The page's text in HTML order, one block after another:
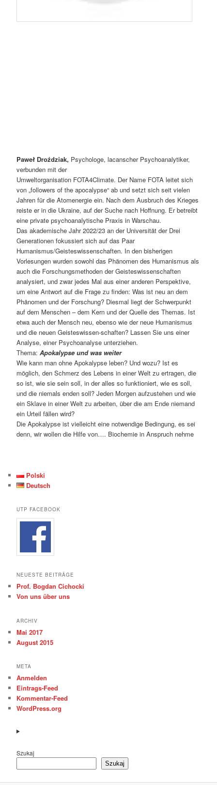
Paweł Droździak, Psychologe, lacanscher Psychoanalytiker,
verbunden mit der
Umweltorganisation FOTA4Climate. Der Name FOTA leitet sich
von „followers of the apocalypse“ ab und setzt sich seit vielen
Jahren für die Atomenergie ein. Nach dem Ausbruch des Krieges
reiste er in die Ukraine, auf der Suche nach Hoffnung. Er betreibt
eine private psychoanalytische Praxis in Warschau.
Das akademische Jahr 2022/23 an der Universität der Drei
Generationen fokussiert sich auf das Paar
Humanismus/Geisteswissenschaften. In den bisherigen
Vorlesungen wurden sowohl das Phänomen des Humanismus als
auch die Forschungsmethoden der Geisteswissenschaften
analysiert, und zwar jedes Mal aus einer anderen Perspektive,
um eine Antwort auf die Frage zu finden: Was ist neu an dem
Phänomen und der Forschung? Diesmal liegt der Schwerpunkt
auf dem Menschen – dem Kern und der Quelle des Themas. Ist
etwa auch der Mensch neu, ebenso wie der neue Humanismus
und die neuen Geisteswissen-schaften? Lassen Sie uns einer
Analyse, einer Psychoanalyse unterziehen.
Thema:Apokalypse und was weiter
Wie kann man ohne Apokalypse leben? Und wozu? Ist es
möglich, den Schmerz des Lebens in einer Welt zu ertragen, die
so ist, wie sie sein soll, in der alles so funktioniert, wie es soll,
und die niemals enden soll? Jeden Morgen aufzustehen und wie
ein Sklave in einer Welt zu arbeiten, über die am Ende niemand
ein Urteil fällen wird?
Die Apokalypse ist vielleicht eine notwendige Bedingung, es sei
denn, wir wollen die Hilfe von…. Biochemie in Anspruch nehme
Polski
Deutsch
UTP FACEBOOK
NEUESTE BEITRÄGE
Prof. Bogdan Cichocki
Von uns über uns
ARCHIV
Mai 2017
August 2015
META
Anmelden
Eintrags-Feed
Kommentar-Feed
WordPress.org
Szukaj
Szukaj